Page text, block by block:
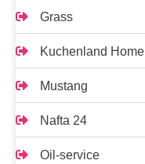
Grass
Kuchenland Home
Mustang
Nafta 24
Oil-service